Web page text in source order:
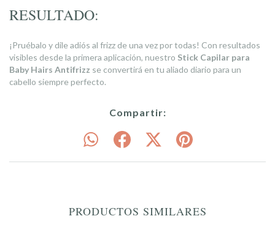
RESULTADO:
¡Pruébalo y dile adiós al frizz de una vez por todas! Con resultados
visibles desde la primera aplicación, nuestro Stick Capilar para
Baby Hairs Antifrizz se convertirá en tu aliado diario para un
cabello siempre perfecto.
Compartir:
PRODUCTOS SIMILARES